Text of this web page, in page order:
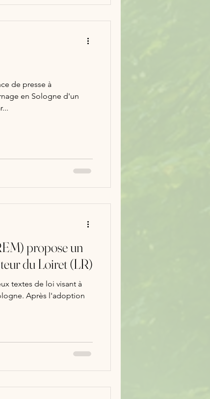
de presse à
en Sologne d'un
propose un
du Loiret (LR)
à
Après l'adoption